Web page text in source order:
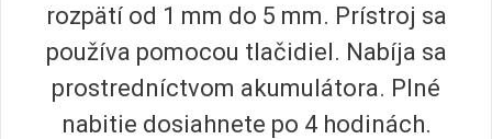
rozpätí od 1 mm do 5 mm. Prístroj sa
používa pomocou tlačidiel. Nabíja sa
prostredníctvom akumulátora. Plné
nabitie dosiahnete po 4 hodinách.